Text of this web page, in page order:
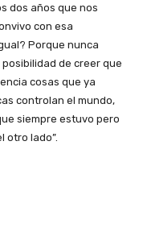
dos años que nos
con esa
Porque nunca
de creer que
cosas que ya
controlan el mundo,
siempre estuvo pero
otro lado”.